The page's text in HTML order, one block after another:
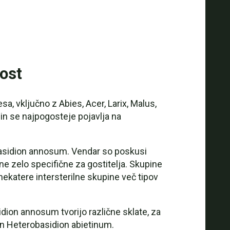
vključno z Abies, Acer, Larix, Malus,
se najpogosteje pojavlja na
annosum. Vendar so poskusi
zelo specifične za gostitelja. Skupine
intersterilne skupine več tipov
annosum tvorijo različne sklate, za
Heterobasidion abietinum.